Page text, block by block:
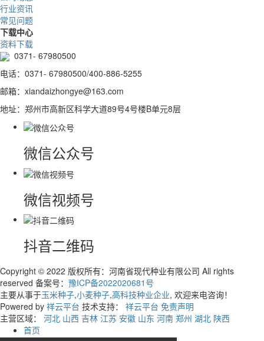
行业资讯
常见问题
下载中心
资料下载
0371- 67980500
电话：0371- 67980500/400-886-5255
邮箱：xiandaizhongye@163.com
地址：郑州市高新区科学大道89号4号楼B单元8层
微信公众号
微信视频号
抖音二维码
Copyright © 2022 版权所有：河南省现代种业有限公司 All rights
reserved 备案号： 豫ICP备2022020681号
主要从事于玉米种子,小麦种子,高科技种业企业, 欢迎来电咨询！
Powered by 祥云平台 技术支持： 祥云平台 免责声明
主营区域： 河北 山西 吉林 江苏 安徽 山东 河南 郑州 湖北 陕西
首页